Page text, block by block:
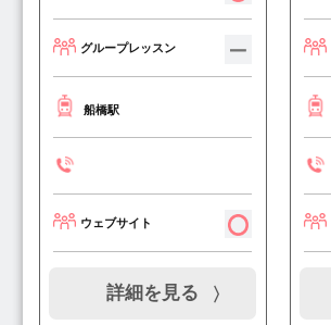
グループレッスン
船橋駅
ウェブサイト
詳細を見る